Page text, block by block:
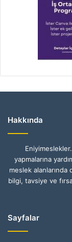
Hakkında
yapmalarına
meslek alanlarında
bilgi, tavsiye ve
Sayfalar